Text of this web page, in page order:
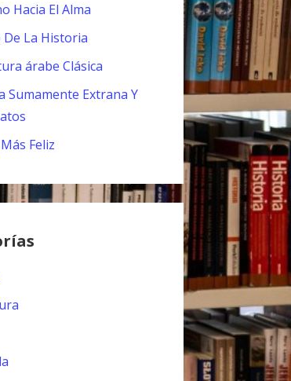
Hacia El Alma
La Historia
árabe Clásica
Sumamente Extrana Y
Feliz